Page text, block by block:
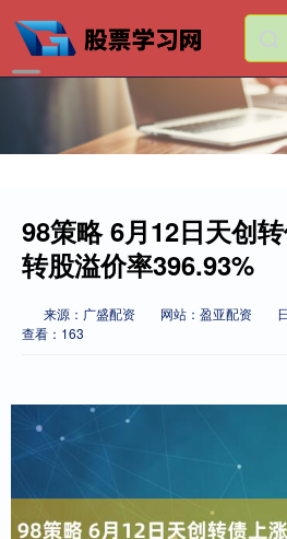
98策略 6月12日天创
转股溢价率396.93%
来源：广盛配资 网站：盈亚配资
查看：163